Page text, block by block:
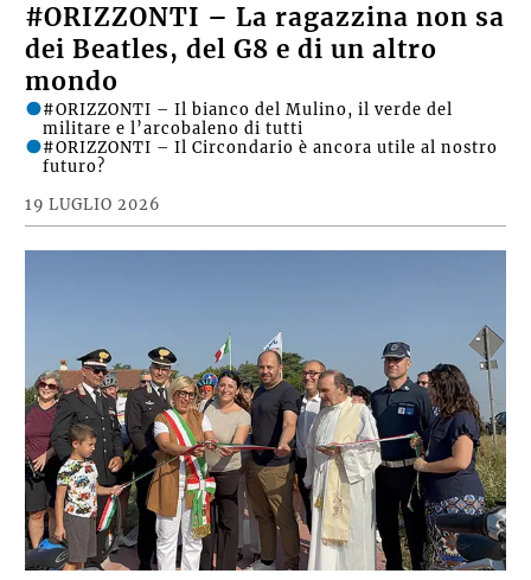
#ORIZZONTI – La ragazzina non sa
dei Beatles, del G8 e di un altro
mondo
19 LUGLIO 2026
#ORIZZONTI – Il bianco del Mulino, il verde del
militare e l’arcobaleno di tutti
#ORIZZONTI – Il Circondario è ancora utile al nostro
futuro?